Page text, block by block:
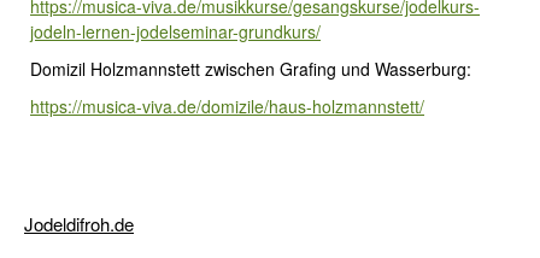
https://musica-viva.de/musikkurse/gesangskurse/jodelkurs-
jodeln-lernen-jodelseminar-grundkurs/
Domizil Holzmannstett zwischen Grafing und Wasserburg:
https://musica-viva.de/domizile/haus-holzmannstett/
Jodeldifroh.de